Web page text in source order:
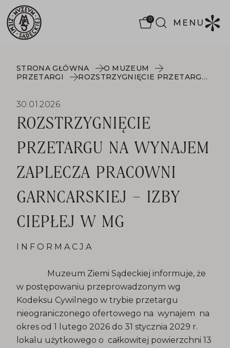
0 MENU
STRONA GŁÓWNA
O MUZEUM
PRZETARGI
ROZSTRZYGNIĘCIE PRZETARGU NA WYNAJEM ZAPLECZA PRACOWNI GARNCARSKIEJ – IZBY CIEPŁEJ W MG
30.01.2026
ROZSTRZYGNIĘCIE
PRZETARGU NA WYNAJEM
ZAPLECZA PRACOWNI
GARNCARSKIEJ – IZBY
CIEPŁEJ W MG
I N F O R M A C J A
Muzeum Ziemi Sądeckiej informuje, że
w postępowaniu przeprowadzonym wg
Kodeksu Cywilnego w trybie przetargu
nieograniczonego ofertowego na wynajem na
okres od 1 lutego 2026 do 31 stycznia 2029 r.
lokalu użytkowego o całkowitej powierzchni 13